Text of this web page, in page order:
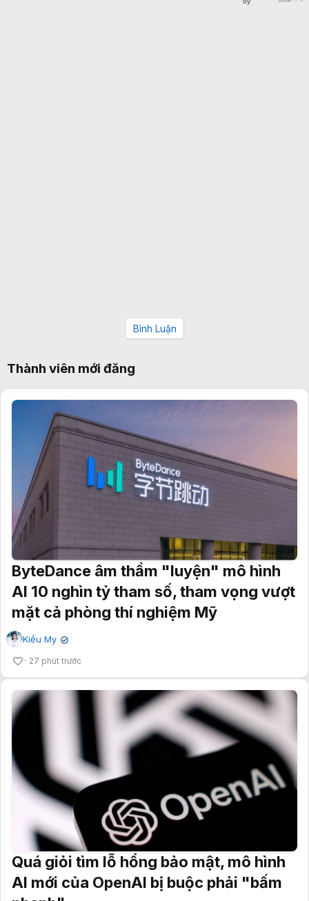
Bình Luận
Thành viên mới đăng
ByteDance âm thầm "luyện" mô hình
AI 10 nghìn tỷ tham số, tham vọng vượt
mặt cả phòng thí nghiệm Mỹ
Kiều My ✔
27 phút trước
Quá giỏi tìm lỗ hổng bảo mật, mô hình
AI mới của OpenAI bị buộc phải "bấm